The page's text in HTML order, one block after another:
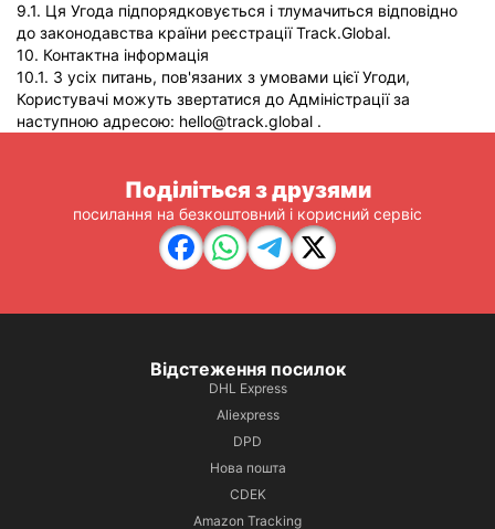
9.1. Ця Угода підпорядковується і тлумачиться відповідно
до законодавства країни реєстрації Track.Global.
10. Контактна інформація
10.1. З усіх питань, пов'язаних з умовами цієї Угоди,
Користувачі можуть звертатися до Адміністрації за
наступною адресою: hello@track.global .
Поділіться з друзями
посилання на безкоштовний і корисний сервіс
Відстеження посилок
DHL Express
Aliexpress
DPD
Нова пошта
CDEK
Amazon Tracking